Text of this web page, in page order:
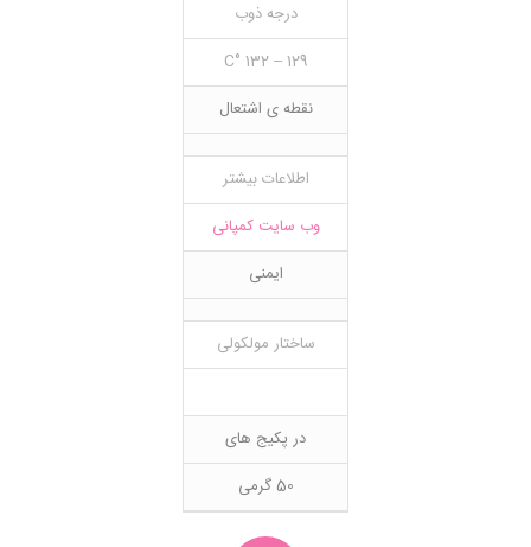
درجه ذوب
129 – 132 °C
نقطه ی اشتعال
اطلاعات بیشتر
وب سایت کمپانی
ایمنی
ساختار مولکولی
در پکیج های
50 گرمی